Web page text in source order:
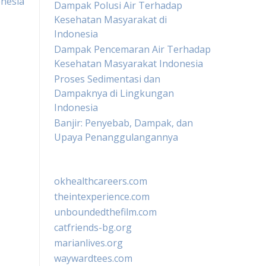
Dampak Polusi Air Terhadap
Kesehatan Masyarakat di
Indonesia
Dampak Pencemaran Air Terhadap
Kesehatan Masyarakat Indonesia
Proses Sedimentasi dan
Dampaknya di Lingkungan
Indonesia
Banjir: Penyebab, Dampak, dan
Upaya Penanggulangannya
okhealthcareers.com
theintexperience.com
unboundedthefilm.com
catfriends-bg.org
marianlives.org
waywardtees.com